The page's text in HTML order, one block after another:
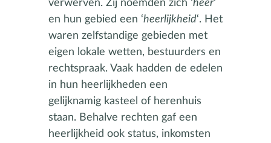
verwerven. Zij noemden zich ‘heer‘
en hun gebied een ‘heerlijkheid‘. Het
waren zelfstandige gebieden met
eigen lokale wetten, bestuurders en
rechtspraak. Vaak hadden de edelen
in hun heerlijkheden een
gelijknamig kasteel of herenhuis
staan. Behalve rechten gaf een
heerlijkheid ook status, inkomsten